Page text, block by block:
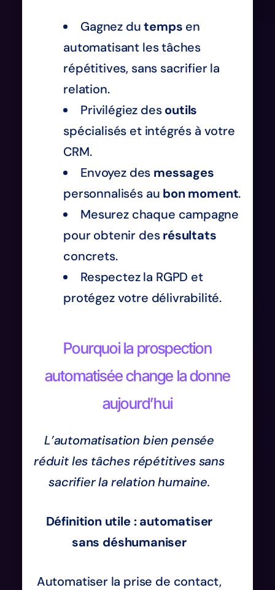
Gagnez dutemps en
automatisant les tâches
répétitives, sans sacrifier la
relation.
Privilégiez desoutils
spécialisés et intégrés à votre
CRM.
Envoyez des messages
personnalisés au bon moment.
Mesurez chaque campagne
pour obtenir desrésultats
concrets.
Respectez la RGPD et
protégez votre délivrabilité.
Pourquoi la prospection
automatisée change la donne
aujourd’hui
L’automatisation bien pensée
réduit les tâches répétitives sans
sacrifier la relation humaine.
Définition utile : automatiser
sans déshumaniser
Automatiser la prise de contact,